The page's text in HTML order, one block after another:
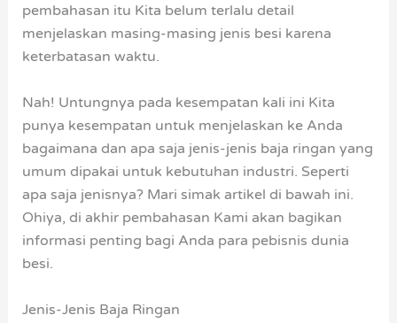
pembahasan itu Kita belum terlalu detail
menjelaskan masing-masing jenis besi karena
keterbatasan waktu.
Nah! Untungnya pada kesempatan kali ini Kita
punya kesempatan untuk menjelaskan ke Anda
bagaimana dan apa saja jenis-jenis baja ringan yang
umum dipakai untuk kebutuhan industri. Seperti
apa saja jenisnya? Mari simak artikel di bawah ini.
Ohiya, di akhir pembahasan Kami akan bagikan
informasi penting bagi Anda para pebisnis dunia
besi.
Jenis-Jenis Baja Ringan